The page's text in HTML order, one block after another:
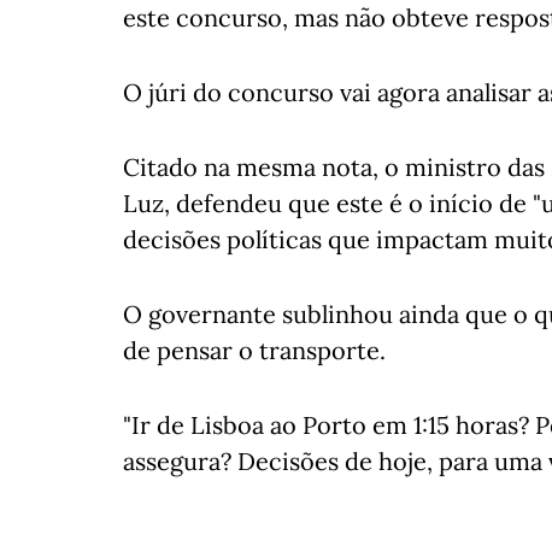
este concurso, mas não obteve
O júri do concurso vai agora analisar
Citado na mesma nota, o ministro
Luz, defendeu que este é o início de
decisões políticas que impactam
O governante sublinhou ainda que o
de pensar o transporte.
"Ir de Lisboa ao Porto em 1:15
assegura? Decisões de hoje, para